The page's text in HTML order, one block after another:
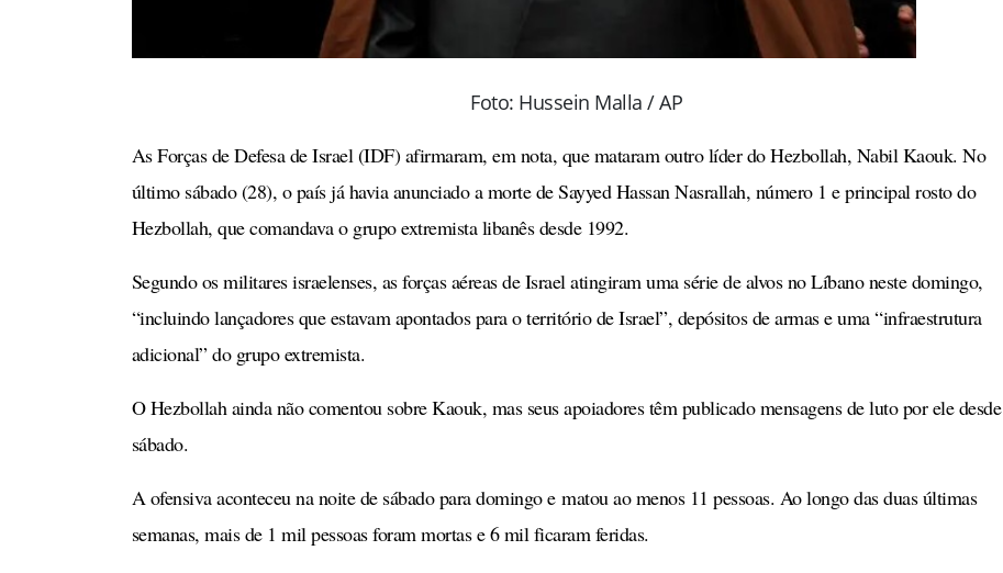
Foto: Hussein Malla / AP
As Forças de Defesa de Israel (IDF) afirmaram, em nota, que mataram outro líder do Hezbollah, Nabil Kaouk. No
último sábado (28), o país já havia anunciado a morte de Sayyed Hassan Nasrallah, número 1 e principal rosto do
Hezbollah, que comandava o grupo extremista libanês desde 1992.
Segundo os militares israelenses, as forças aéreas de Israel atingiram uma série de alvos no Líbano neste domingo,
“incluindo lançadores que estavam apontados para o território de Israel”, depósitos de armas e uma “infraestrutura
adicional” do grupo extremista.
O Hezbollah ainda não comentou sobre Kaouk, mas seus apoiadores têm publicado mensagens de luto por ele desde
sábado.
A ofensiva aconteceu na noite de sábado para domingo e matou ao menos 11 pessoas. Ao longo das duas últimas
semanas, mais de 1 mil pessoas foram mortas e 6 mil ficaram feridas.